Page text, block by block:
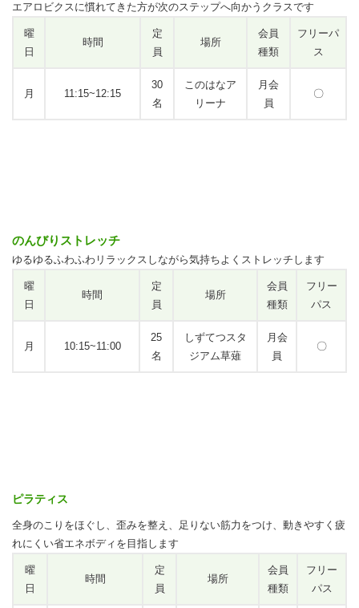
エアロビクスに慣れてきた方が次のステップへ向かうクラスです
曜
日
時間
定
員
場所
会員
種類
フリーパ
ス
月 11:15~12:15
30
名
このはなア
リーナ
月会
員
〇
のんびりストレッチ
ゆるゆるふわふわリラックスしながら気持ちよくストレッチします
曜
日
時間
定
員
場所
会員
種類
フリー
パス
月 10:15~11:00
25
名
しずてつスタ
ジアム草薙
月会
員
〇
ピラティス
全身のこりをほぐし、歪みを整え、足りない筋力をつけ、動きやすく疲
れにくい省エネボディを目指します
曜
日
時間
定
員
場所
会員
種類
フリー
パス